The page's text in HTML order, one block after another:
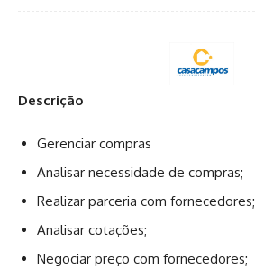
Descrição
Gerenciar compras
Analisar necessidade de compras;
Realizar parceria com fornecedores;
Analisar cotações;
Negociar preço com fornecedores;